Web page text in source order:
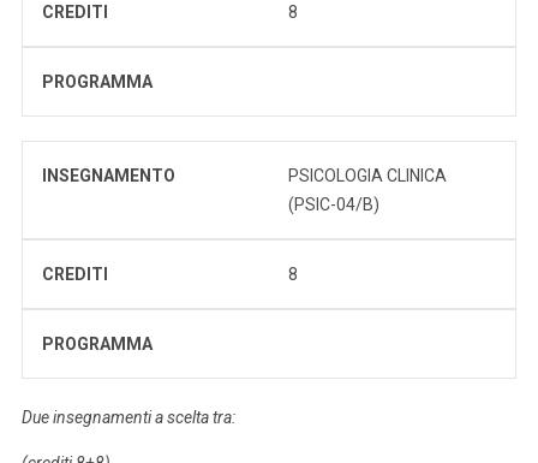
CREDITI 8
PROGRAMMA
INSEGNAMENTO
PSICOLOGIA CLINICA
(PSIC-04/B)
CREDITI 8
PROGRAMMA
Due insegnamenti a scelta tra: